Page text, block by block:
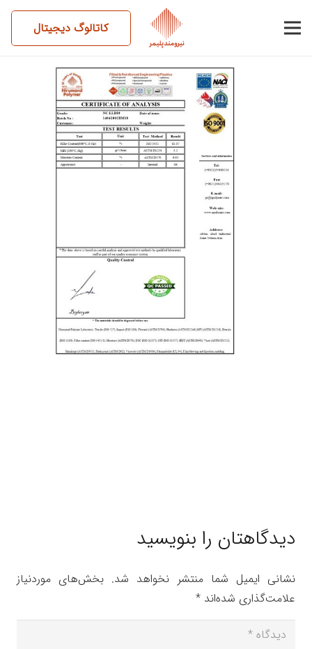
کاتالوگ دیجیتال
14041002BM18-NC-LLD10
دیدگاهتان را بنویسید
نشانی ایمیل شما منتشر نخواهد شد. بخش‌های موردنیاز
علامت‌گذاری شده‌اند *